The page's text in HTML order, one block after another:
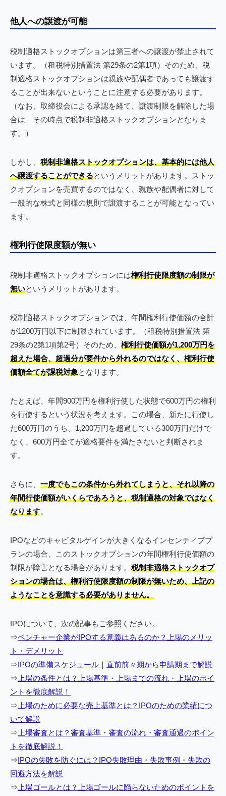
他人への譲渡が可能
税制適格ストックオプションは第三者への譲渡が禁止されて
います。（租税特別措置法 第29条の2第1項）そのため、税
制適格ストックオプションは親族や配偶者であっても譲渡す
ることが出来ないということに注意する必要があります。
（なお、取締役会による承認を経て、譲渡制限を解除した場
合は、その時点で税制非適格ストックオプションとなりま
す。）
しかし、 税制非適格ストックオプションは、基本的には他人
へ譲渡することができるというメリットがあります。ストッ
クオプションを売買するのではなく、親族や配偶者に対して
一般的な株式と同様の規則で譲渡することが可能となってい
ます。
権利行使限度額が無い
税制非適格ストックオプションには権利行使限度額の制限が
無いというメリットがあります。
税制適格ストックオプションでは、年間権利行使価額の合計
が1200万円以下に制限されています。（租税特別措置法 第
29条の2第1項第2号）そのため、 権利行使価額が1,200万円を
超えた場合、超過分が要件から外れるのではなく、権利行使
価額全てが課税対象となります。
たとえば、年間900万円を権利行使した状態で600万円の権利
を行使するという状況を考えます。この場合、新たに行使し
た600万円のうち、1,200万円を超過している300万円だけで
なく、600万円全てが適格要件を満たさないと判断されま
す。
さらに、 一度でもこの条件から外れてしまうと、それ以降の
年間行使価額がいくらであろうと、税制適格の対象ではなく
なります。
IPOなどのキャピタルゲインが大きくなるインセンティブプ
ランの場合、このストックオプションの年間権利行使価額の
制限が障害となる場合があります。 税制非適格ストックオプ
ションの場合は、権利行使限度額の制限が無いため、上記の
ようなことを意識する必要がありません。
IPOについて、次の記事もご参照ください。
⇒ベンチャー企業がIPOする意義はあるのか？上場のメリッ
ト・デメリット
⇒IPOの準備スケジュール｜直前前々期から申請期まで解説
⇒ 上場の条件とは？上場基準・上場までの流れ・上場のポイ
ントを徹底解説！
⇒ 上場のために必要な売上基準とは？IPOのための業績につ
いて解説
⇒ 上場審査とは？審査基準・審査の流れ・審査通過のポイン
トを徹底解説！
⇒IPOの失敗を防ぐには？IPO失敗理由・失敗事例・失敗の
回避方法を解説
⇒ 上場ゴールとは？上場ゴールに陥らないためのポイントを